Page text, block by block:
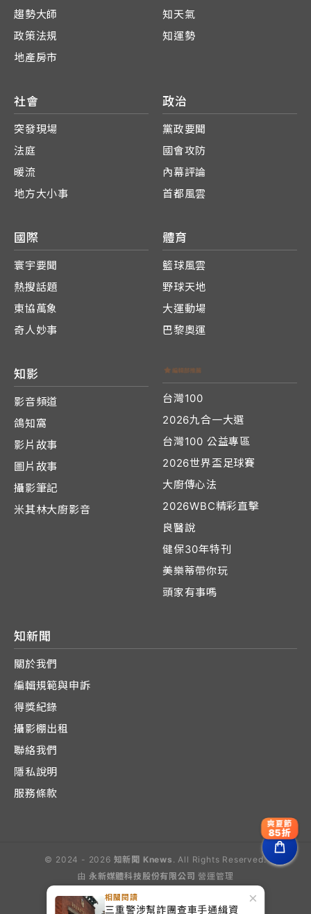
×
相關閱讀
三重警涉幫詐團查車手通緝資
趨勢大師
政策法規
地產房市
知天氣
知運勢
社會
突發現場
法庭
暖流
地方大小事
政治
黨政要聞
國會攻防
內幕評論
首都風雲
國際
寰宇要聞
熱搜話題
東協萬象
奇人妙事
體育
籃球風雲
野球天地
大運動場
巴黎奧運
知影
影音頻道
鴿知窩
影片故事
圖片故事
攝影筆記
米其林大廚影音
台灣100
2026九合一大選
台灣100 公益專區
2026世界盃足球賽
大廚傳心法
2026WBC精彩直擊
良醫說
健保30年特刊
美樂蒂帶你玩
頭家有事嗎
知新聞
關於我們
編輯規範與申訴
得獎紀錄
攝影棚出租
聯絡我們
隱私說明
服務條款
© 2024 - 2026 知新聞 Knews . All Rights Reserved.
由 永新媒體科技股份有限公司 營運管理
爽夏節
85折